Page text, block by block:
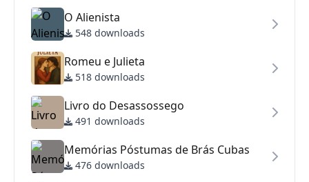
O Alienista
548 downloads
Romeu e Julieta
518 downloads
Livro do Desassossego
491 downloads
Memórias Póstumas de Brás Cubas
476 downloads